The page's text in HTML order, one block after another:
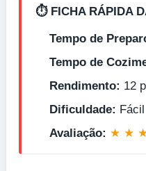
⏱️ FICHA RÁPIDA
Tempo de
Tempo de
Rendimento: 12
Dificuldade: Fácil
Avaliação: ★ ★